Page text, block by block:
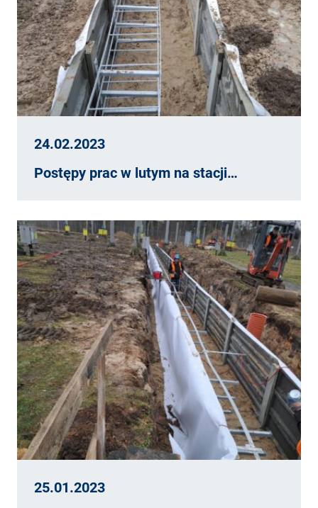
24.02.2023
Postępy prac w lutym na stacji…
25.01.2023